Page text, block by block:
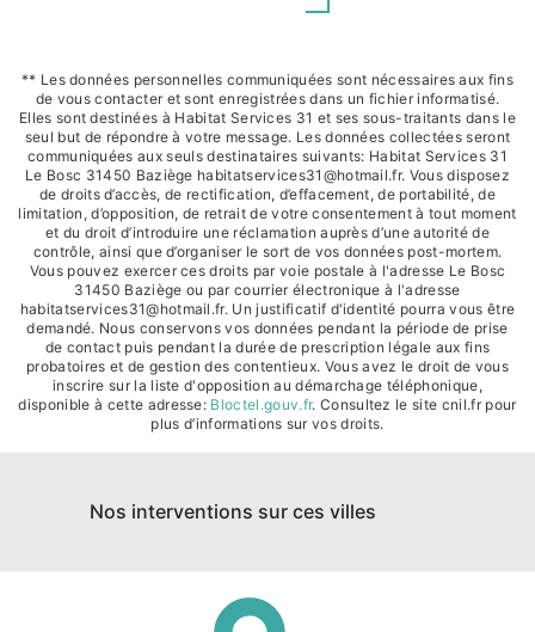
** Les données personnelles communiquées sont nécessaires aux fins
de vous contacter et sont enregistrées dans un fichier informatisé.
Elles sont destinées à Habitat Services 31 et ses sous-traitants dans le
seul but de répondre à votre message. Les données collectées seront
communiquées aux seuls destinataires suivants: Habitat Services 31
Le Bosc 31450 Baziège habitatservices31@hotmail.fr. Vous disposez
de droits d’accès, de rectification, d’effacement, de portabilité, de
limitation, d’opposition, de retrait de votre consentement à tout moment
et du droit d’introduire une réclamation auprès d’une autorité de
contrôle, ainsi que d’organiser le sort de vos données post-mortem.
Vous pouvez exercer ces droits par voie postale à l'adresse Le Bosc
31450 Baziège ou par courrier électronique à l'adresse
habitatservices31@hotmail.fr. Un justificatif d'identité pourra vous être
demandé. Nous conservons vos données pendant la période de prise
de contact puis pendant la durée de prescription légale aux fins
probatoires et de gestion des contentieux. Vous avez le droit de vous
inscrire sur la liste d'opposition au démarchage téléphonique,
disponible à cette adresse: Bloctel.gouv.fr. Consultez le site cnil.fr pour
plus d’informations sur vos droits.
Nos interventions sur ces villes